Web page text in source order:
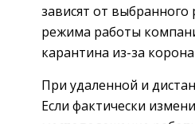
зависят от выбранного
режима работы
карантина из-за
При удаленной и
Если фактически